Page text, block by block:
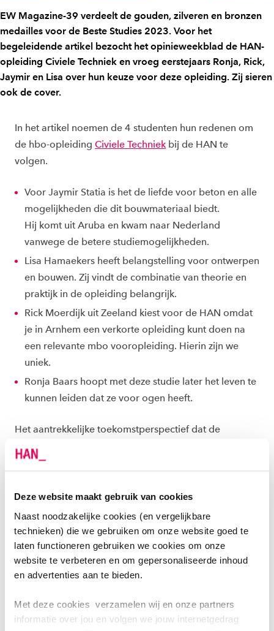
Deze website maakt gebruik van cookies
Naast noodzakelijke cookies (en vergelijkbare
technieken) die we gebruiken om onze website goed te
laten functioneren gebruiken we cookies om onze
website te verbeteren en om gepersonaliseerde inhoud
en advertenties aan te bieden.
Met deze cookies verzamelen wij en onze partners
informatie over jou en volgen we jouw internetgedrag
EW Magazine-39 verdeelt de gouden, zilveren en bronzen
medailles voor de Beste Studies 2023. Voor het
begeleidende artikel bezocht het opinieweekblad de HAN-
opleiding Civiele Techniek en vroeg eerstejaars Ronja, Rick,
Jaymir en Lisa over hun keuze voor deze opleiding. Zij sieren
ook de cover.
In het artikel noemen de 4 studenten hun redenen om
de hbo-opleiding Civiele Techniek bij de HAN te
volgen.
Voor Jaymir Statia is het de liefde voor beton en alle
mogelijkheden die dit bouwmateriaal biedt.
Hij komt uit Aruba en kwam naar Nederland
vanwege de betere studiemogelijkheden.
Lisa Hamaekers heeft belangstelling voor ontwerpen
en bouwen. Zij vindt de combinatie van theorie en
praktijk in de opleiding belangrijk.
Rick Moerdijk uit Zeeland kiest voor de HAN omdat
je in Arnhem een verkorte opleiding kunt doen na
een relevante mbo vooropleiding. Hierin zijn we
uniek.
Ronja Baars hoopt met deze studie later het leven te
kunnen leiden dat ze voor ogen heeft.
Het aantrekkelijke toekomstperspectief dat de
opleiding biedt, inhoudelijk en/of financieel, vormt een
duidelijke rode draad in hun motivatie.
BESTE STUDIES VAN EW-MAGAZINE